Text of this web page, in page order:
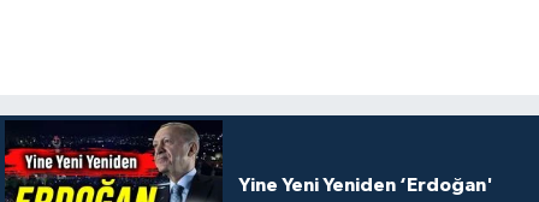
Yine Yeni Yeniden ‘Erdoğan'